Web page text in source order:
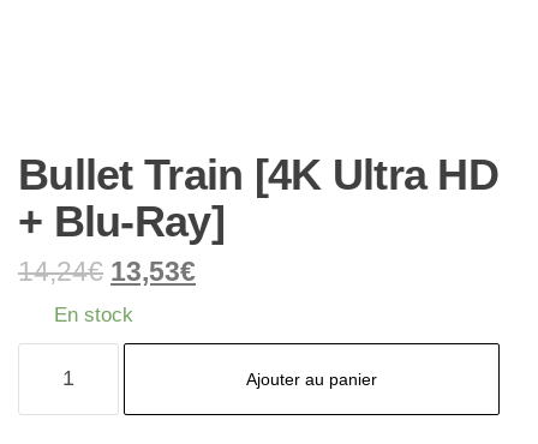
Bullet Train [4K Ultra HD
+ Blu-Ray]
14,24€ 13,53€
En stock
Ajouter au panier